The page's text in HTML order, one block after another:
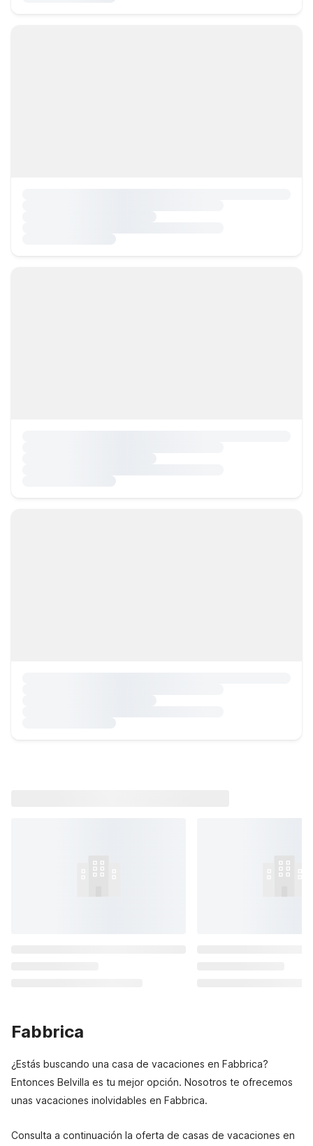
Fabbrica
¿Estás buscando una casa de vacaciones en Fabbrica?
Entonces Belvilla es tu mejor opción. Nosotros te ofrecemos
unas vacaciones inolvidables en Fabbrica.
Consulta a continuación la oferta de casas de vacaciones en